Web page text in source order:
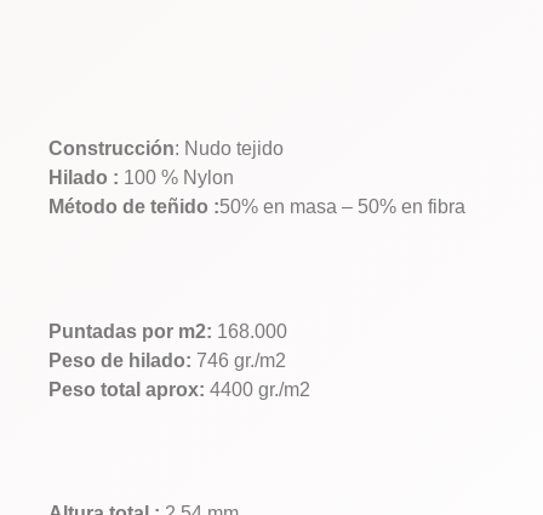
Construcción: Nudo tejido
Hilado : 100 % Nylon
Método de teñido :50% en masa – 50% en fibra
Puntadas por m2: 168.000
Peso de hilado: 746 gr./m2
Peso total aprox: 4400 gr./m2